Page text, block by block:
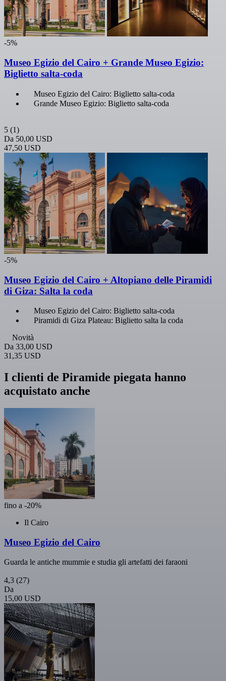
-5%
Museo Egizio del Cairo + Grande Museo Egizio:
Biglietto salta-coda
Museo Egizio del Cairo: Biglietto salta-coda
Grande Museo Egizio: Biglietto salta-coda
5 (1)
Da 50,00 USD
47,50 USD
-5%
Museo Egizio del Cairo + Altopiano delle Piramidi
di Giza: Salta la coda
Museo Egizio del Cairo: Biglietto salta-coda
Piramidi di Giza Plateau: Biglietto salta la coda
Novità
Da 33,00 USD
31,35 USD
I clienti de Piramide piegata hanno
acquistato anche
fino a -20%
Il Cairo
Museo Egizio del Cairo
Guarda le antiche mummie e studia gli artefatti dei faraoni
4,3 (27)
Da
15,00 USD